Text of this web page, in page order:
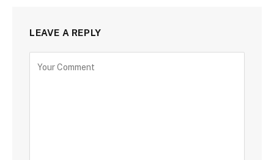
LEAVE A REPLY